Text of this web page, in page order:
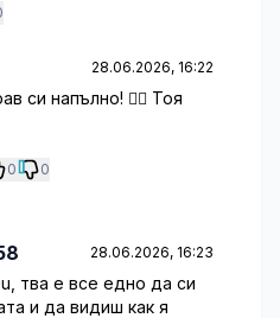
28.06.2026, 16:22
си напълно! 🤦‍♀️ Тоя
0 0
28.06.2026, 16:23
тва е все едно да си
и да видиш как я